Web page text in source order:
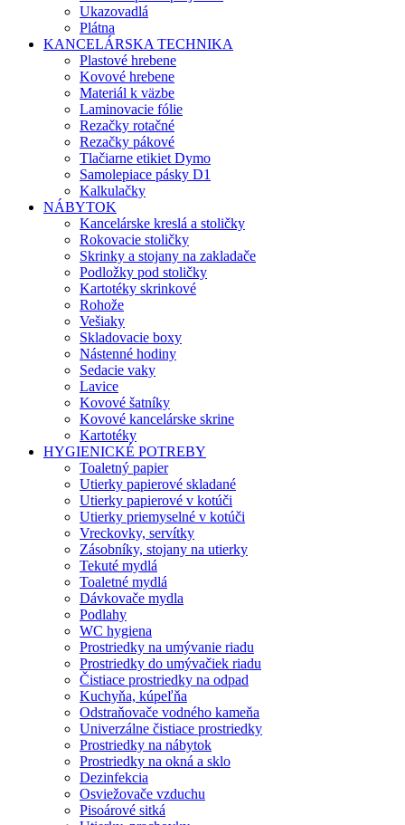
Ukazovadlá
Plátna
KANCELÁRSKA TECHNIKA
Plastové hrebene
Kovové hrebene
Materiál k väzbe
Laminovacie fólie
Rezačky rotačné
Rezačky pákové
Tlačiarne etikiet Dymo
Samolepiace pásky D1
Kalkulačky
NÁBYTOK
Kancelárske kreslá a stoličky
Rokovacie stoličky
Skrinky a stojany na zakladače
Podložky pod stoličky
Kartotéky skrinkové
Rohože
Vešiaky
Skladovacie boxy
Nástenné hodiny
Sedacie vaky
Lavice
Kovové šatníky
Kovové kancelárske skrine
Kartotéky
HYGIENICKÉ POTREBY
Toaletný papier
Utierky papierové skladané
Utierky papierové v kotúči
Utierky priemyselné v kotúči
Vreckovky, servítky
Zásobníky, stojany na utierky
Tekuté mydlá
Toaletné mydlá
Dávkovače mydla
Podlahy
WC hygiena
Prostriedky na umývanie riadu
Prostriedky do umývačiek riadu
Čistiace prostriedky na odpad
Kuchyňa, kúpeľňa
Odstraňovače vodného kameňa
Univerzálne čistiace prostriedky
Prostriedky na nábytok
Prostriedky na okná a sklo
Dezinfekcia
Osviežovače vzduchu
Pisoárové sitká